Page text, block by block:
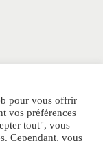
pour vous offrir
vos préférences
tout", vous
Cependant, vous